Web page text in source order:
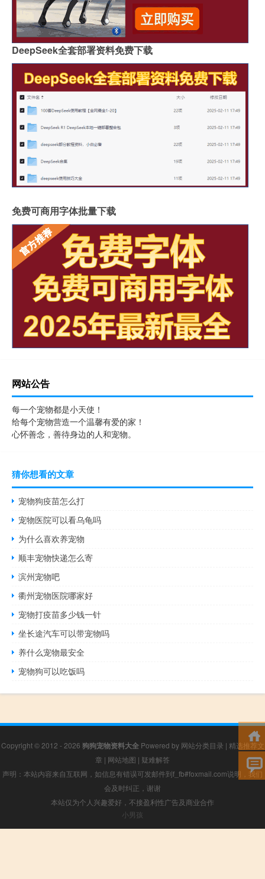
DeepSeek全套部署资料免费下载
免费可商用字体批量下载
网站公告
每一个宠物都是小天使！
给每个宠物营造一个温馨有爱的家！
心怀善念，善待身边的人和宠物。
猜你想看的文章
宠物狗疫苗怎么打
宠物医院可以看乌龟吗
为什么喜欢养宠物
顺丰宠物快递怎么寄
滨州宠物吧
衢州宠物医院哪家好
宠物打疫苗多少钱一针
坐长途汽车可以带宠物吗
养什么宠物最安全
宠物狗可以吃饭吗
Copyright © 2012 - 2026 狗狗宠物资料大全Powered by 网站分类目录 | 精选推荐文
章 | 网站地图 | 疑难解答
声明：本站内容来自互联网，如信息有错误可发邮件到f_fb#foxmail.com说明，我们
会及时纠正，谢谢
本站仅为个人兴趣爱好，不接盈利性广告及商业合作
小男孩